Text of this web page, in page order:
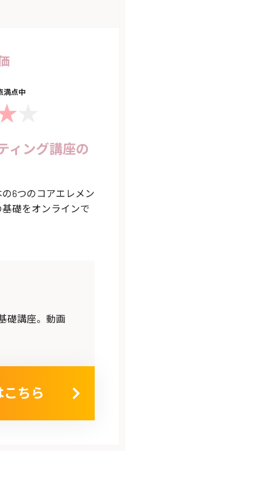
満点中
ィング講座の
6つのコアエレメン
礎をオンラインで
礎講座。動画
ちら